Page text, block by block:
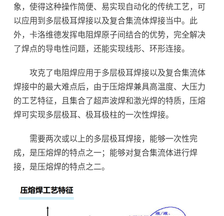
象，使得这种操作简便、易实现自动化的传统工艺，可
以应用到多层极耳焊接以及复合集流体焊接当中。此
外，卡洛维德发挥电阻焊原子间结合的优势，完全解决
了焊点的导电性问题，还能实现线形、环形连接。
攻克了电阻焊应用于多层极耳焊接以及复合集流体
焊接中的最大难点后，由于压熔焊兼具高温度、大压力
的工艺特征，且集合了超声波焊和激光焊的特质，压熔
焊可实现多层极耳、极耳极柱的一次性焊接。
需要两次或以上的多层极耳焊接，能够一次性完
成，是压熔焊的特点之一；能够对复合集流体进行焊
接，是压熔焊的特点之二。